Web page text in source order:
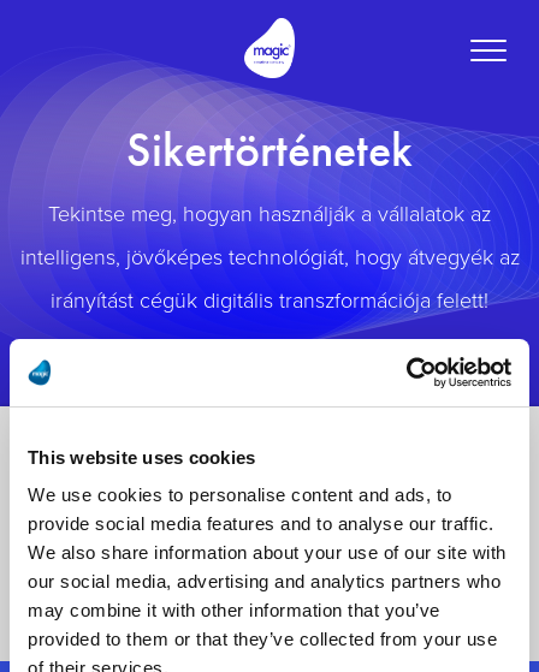
This website uses cookies
We use cookies to personalise content and ads, to
provide social media features and to analyse our traffic.
We also share information about your use of our site with
our social media, advertising and analytics partners who
may combine it with other information that you’ve
provided to them or that they’ve collected from your use
of their services.
Toggle
Sikertörténetek
Tekintse meg, hogyan használják a vállalatok az
intelligens, jövőképes technológiát, hogy átvegyék az
irányítást cégük digitális transzformációja felett!